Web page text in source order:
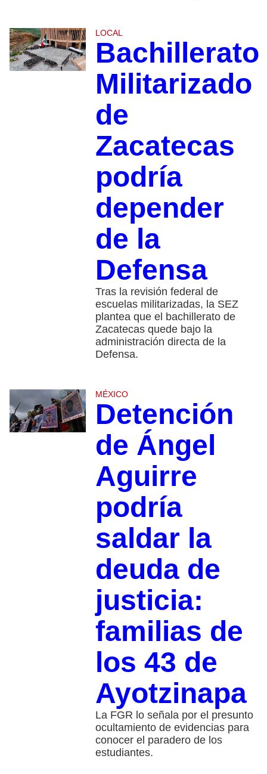
LOCAL
Bachillerato
Militarizado
de
Zacatecas
podría
depender
de la
Defensa
Tras la revisión federal de
escuelas militarizadas, la SEZ
plantea que el bachillerato de
Zacatecas quede bajo la
administración directa de la
Defensa.
MÉXICO
Detención
de Ángel
Aguirre
podría
saldar la
deuda de
justicia:
familias de
los 43 de
Ayotzinapa
La FGR lo señala por el presunto
ocultamiento de evidencias para
conocer el paradero de los
estudiantes.